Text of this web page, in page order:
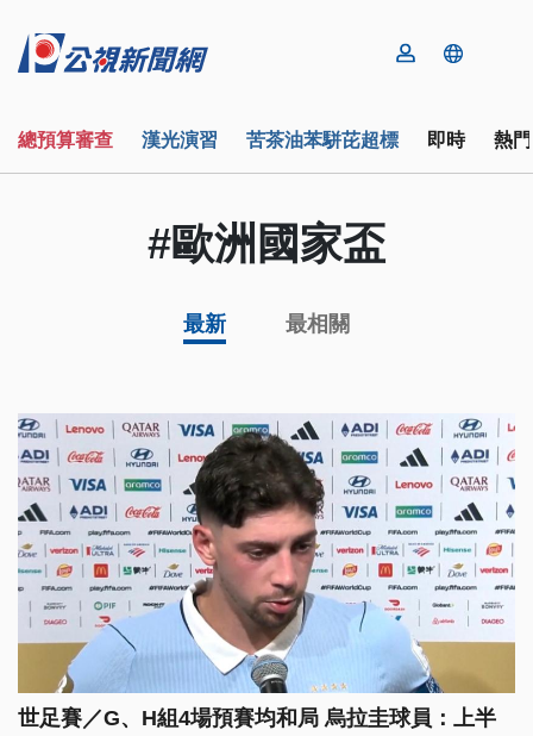
總預算審查 漢光演習 苦茶油苯駢芘超標 即時 熱
#歐洲國家盃
最新 最相關
世足賽／G、H組4場預賽均和局 烏拉圭球員：上半